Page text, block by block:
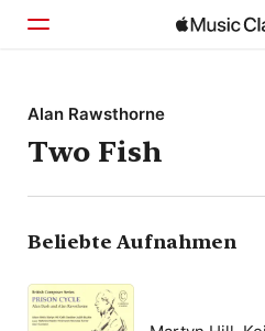
Startseite
Entdecken
Suchen
Alan Rawsthorne
Two Fish
Beliebte Aufnahmen